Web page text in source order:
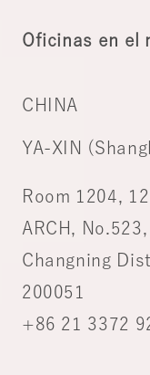
Oficinas en el
CHINA
YA-XIN
Room 1204,
ARCH,
Changning
200051
+86 21 3372